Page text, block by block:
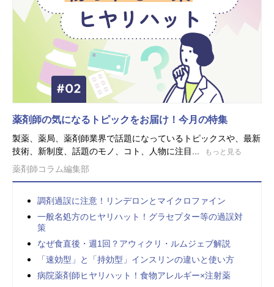
薬剤師の気になるトピックをお届け！今月の特集
製薬、薬局、薬剤師業界で話題になっているトピックスや、最新
技術、新制度、話題のモノ、コト、人物に注目...
もっと見る
薬剤師コラム編集部
調剤過誤に注意！リンデロンとマイクロファイン
一般名処方のヒヤリハット！グラセプター等の過誤対
策
なぜ食直後・週1回？アウィクリ・ルムジェブ解説
「速効型」と「持効型」インスリンの違いと使い方
病院薬剤師ヒヤリハット！食物アレルギー×注射薬